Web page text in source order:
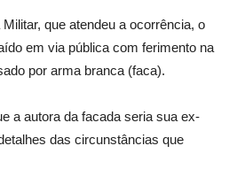
que atendeu a ocorrência, o
em via pública com ferimento na
por arma branca (faca).
a autora da facada seria sua ex-
das circunstâncias que